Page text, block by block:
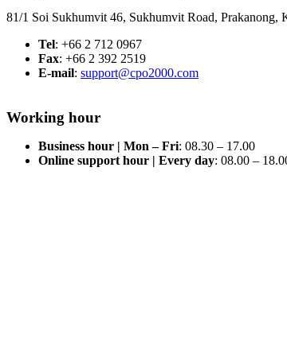
81/1 Soi Sukhumvit 46, Sukhumvit Road, Prakanong,
Tel: +66 2 712 0967
Fax: +66 2 392 2519
E-mail: support@cpo2000.com
Working hour
Business hour | Mon – Fri: 08.30 – 17.00
Online support hour | Every day: 08.00 –